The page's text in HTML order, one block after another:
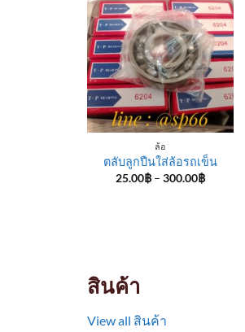
ล้อ
ตลับลูกปืนใส่ล้อรถเข็น
25.00฿ – 300.00฿Price
สินค้า
View all สินค้า